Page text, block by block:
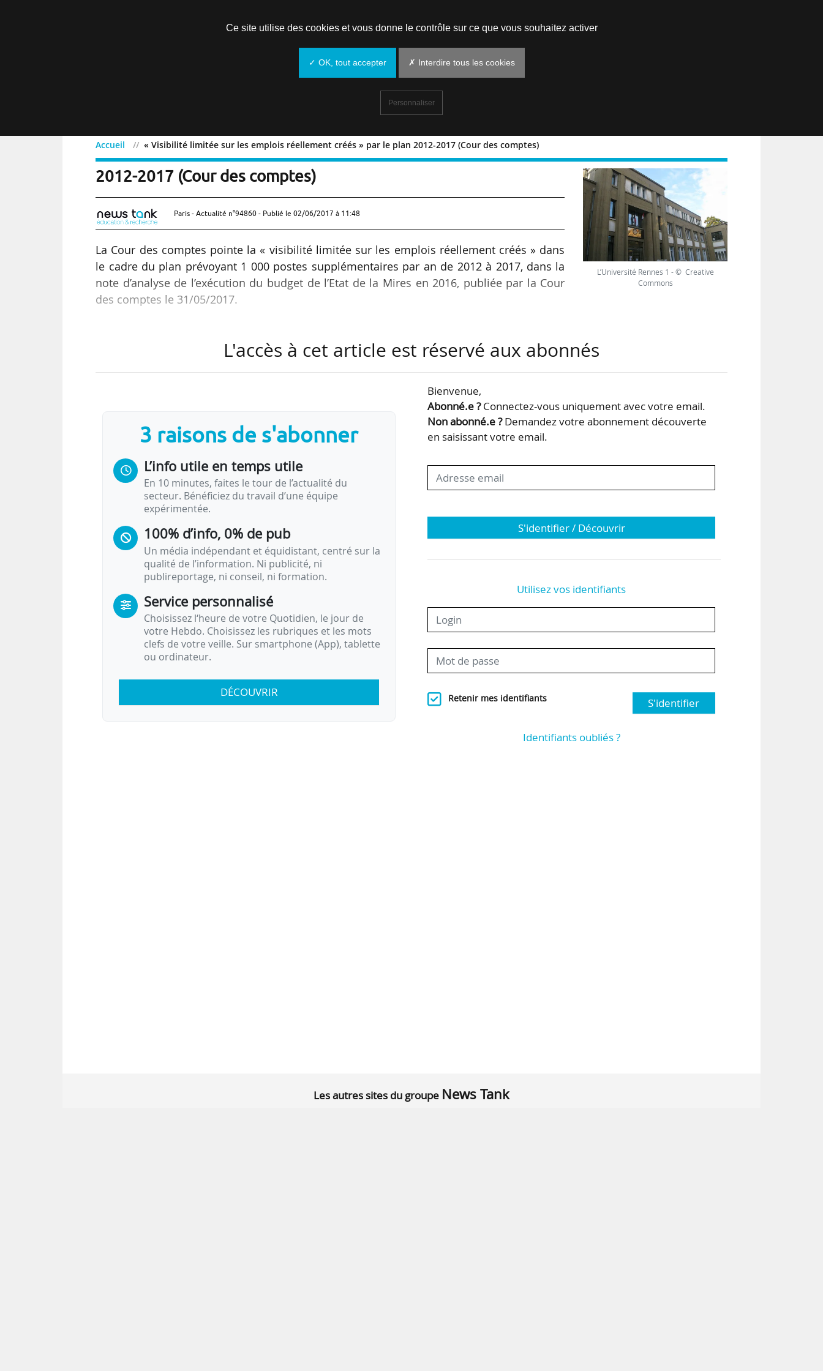
Accueil « Visibilité limitée sur les emplois réellement créés » par le plan 2012-2017 (Cour des comptes)
« Visibilité limitée sur les emplois réellement créés » par le plan
2012-2017 (Cour des comptes)
Paris - Actualité n°94860 - Publié le 02/06/2017 à 11:48
La Cour des comptes pointe la « visibilité limitée sur les emplois réellement créés » dans
le cadre du plan prévoyant 1 000 postes supplémentaires par an de 2012 à 2017, dans la
note d’analyse de l’exécution du budget de l’Etat de la Mires en 2016, publiée par la Cour
des comptes le 31/05/2017.
création d’emploi effective [dans les universités]. A contrario, dans un cas sur quatre, le
établissements, correspondant à 2 889 des 4 000 emplois financés de 2013 à 2016. D’après
L’Université Rennes 1 - © Creative
Commons
L'accès à cet article est réservé aux abonnés
3 raisons de s'abonner
L’info utile en temps utile
En 10 minutes, faites le tour de l’actualité du
secteur. Bénéficiez du travail d’une équipe
expérimentée.
100% d’info, 0% de pub
Un média indépendant et équidistant, centré sur la
qualité de l’information. Ni publicité, ni
publireportage, ni conseil, ni formation.
Service personnalisé
Choisissez l‘heure de votre Quotidien, le jour de
votre Hebdo. Choisissez les rubriques et les mots
clefs de votre veille. Sur smartphone (App), tablette
ou ordinateur.
DÉCOUVRIR
Bienvenue,
Abonné.e ?Connectez-vous uniquement avec votre email.
Non abonné.e ?Demandez votre abonnement découverte
en saisissant votre email.
S'identifier / Découvrir
Utilisez vos identifiants
Retenir mes identifiants S'identifier
Identifiants oubliés ?
Les autres sites du groupe News Tank
Ce site utilise des cookies et vous donne le contrôle sur ce que vous souhaitez activer
✓ OK, tout accepter ✗ Interdire tous les cookies
Personnaliser